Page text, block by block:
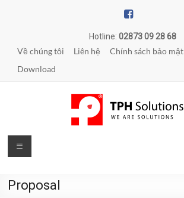
Hotline:02873 09 28 68
Về chúng tôi Liên hệ Chính sách bảo mật
Download
TPH
WE
Menu
Proposal